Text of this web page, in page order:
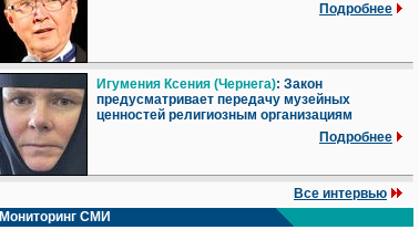
Подробнее
Игумения Ксения (Чернега): Закон
предусматривает передачу музейных
ценностей религиозным организациям
Подробнее
Все интервью
Мониторинг СМИ